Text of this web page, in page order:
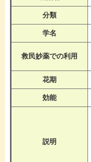
分類
学名
救民妙薬での利用
花期
効能
説明